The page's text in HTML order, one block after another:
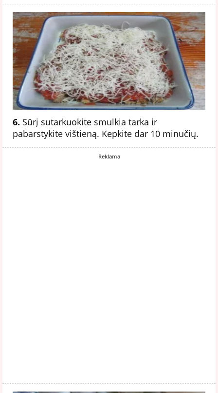
6. Sūrį sutarkuokite smulkia tarka ir
pabarstykite vištieną. Kepkite dar 10 minučių.
Reklama